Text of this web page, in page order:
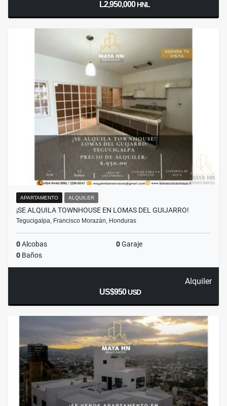
L2,950,000HNL
APARTAMENTO ALQUILER
¡SE ALQUILA TOWNHOUSE EN LOMAS DEL GUIJARRO!
Tegucigalpa, Francisco Morazán, Honduras
0Alcobas 0Garaje
0 Baños
Alquiler
US$950USD